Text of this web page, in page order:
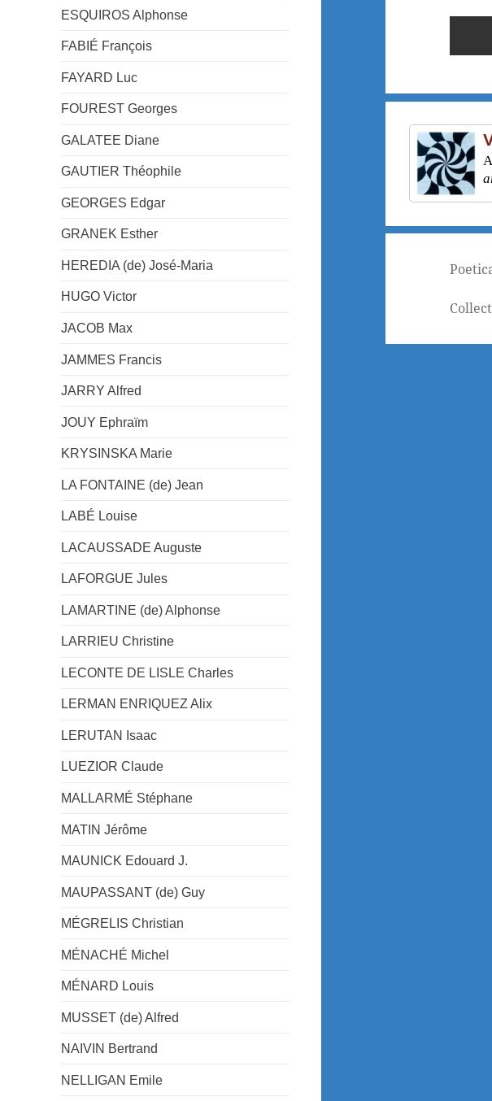
ESQUIROS Alphonse
FABIÉ François
FAYARD Luc
FOUREST Georges
GALATEE Diane
GAUTIER Théophile
GEORGES Edgar
GRANEK Esther
HEREDIA (de) José-Maria
HUGO Victor
JACOB Max
JAMMES Francis
JARRY Alfred
JOUY Ephraïm
KRYSINSKA Marie
LA FONTAINE (de) Jean
LABÉ Louise
LACAUSSADE Auguste
LAFORGUE Jules
LAMARTINE (de) Alphonse
LARRIEU Christine
LECONTE DE LISLE Charles
LERMAN ENRIQUEZ Alix
LERUTAN Isaac
LUEZIOR Claude
MALLARMÉ Stéphane
MATIN Jérôme
MAUNICK Edouard J.
MAUPASSANT (de) Guy
MÉGRELIS Christian
MÉNACHÉ Michel
MÉNARD Louis
MUSSET (de) Alfred
NAIVIN Bertrand
NELLIGAN Emile